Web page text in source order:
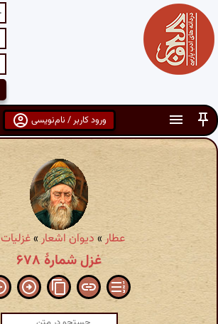
ورود کاربر / نام‌نویسی
عطار »دیوان اشعار»غزلیات
غزل شمارهٔ ۶۷۸